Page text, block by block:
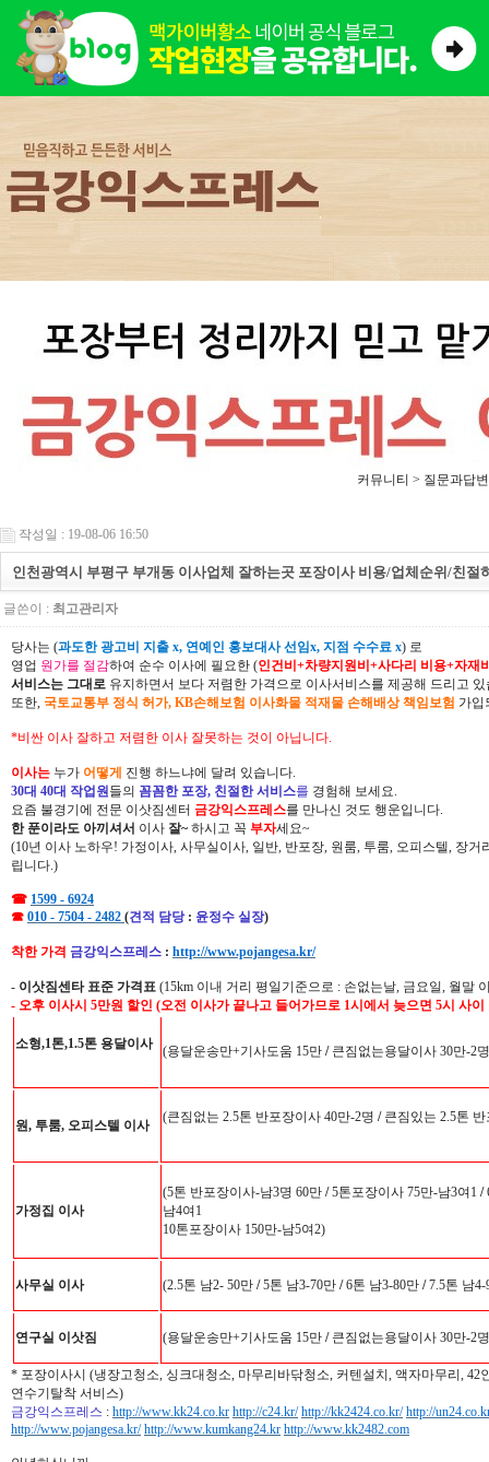
커뮤니티 > 질문과답변
작성일 : 19-08-06 16:50
인천광역시 부평구 부개동 이사업체 잘하는곳 포장이사 비용/업체순위/친절
글쓴이 : 최고관리자
당사는 (과도한 광고비 지출 x, 연예인 홍보대사 선임x, 지점 수수료 x) 로
영업 원가를 절감하여 순수 이사에 필요한 (인건비+차량지원비+사다리 비용+자재
서비스는 그대로 유지하면서 보다 저렴한 가격으로 이사서비스를 제공해 드리고 있
또한, 국토교통부 정식 허가, KB손해보험 이사화물 적재물 손해배상 책임보험 가입
*비싼 이사 잘하고 저렴한 이사 잘못하는 것이 아닙니다.
이사는 누가 어떻게 진행 하느냐에 달려 있습니다.
30대 40대 작업원들의 꼼꼼한 포장, 친절한 서비스를 경험해 보세요.
요즘 불경기에 전문 이삿짐센터 금강익스프레스를 만나신 것도 행운입니다.
한 푼이라도 아끼셔서 이사 잘~ 하시고 꼭 부자세요~
(10년 이사 노하우! 가정이사, 사무실이사, 일반, 반포장, 원룸, 투룸, 오피스텔, 장
립니다.)
☎ 1599 - 6924
☎ 010 - 7504 - 2482 (견적 담당 : 윤정수 실장)
착한 가격 금강익스프레스 : http://www.pojangesa.kr/
- 이삿짐센타 표준 가격표 (15km 이내 거리 평일기준으로 : 손없는날, 금요일, 월말
- 오후 이사시 5만원 할인 (오전 이사가 끝나고 들어가므로 1시에서 늦으면 5시 사
소형,1톤,1.5톤 용달이사 (용달운송만+기사도움 15만 /큰짐없는용달이사 30만-2명
원, 투룸, 오피스텔 이사
(큰짐없는 2.5톤 반포장이사 40만-2명 /큰짐있는 2.5톤 반
가정집 이사
(5톤 반포장이사-남3명 60만 /5톤포장이사 75만-남3여1 /
남4여1
10톤포장이사 150만-남5여2)
사무실 이사 (2.5톤 남2- 50만 /5톤 남3-70만 /6톤 남3-80만 /7.5톤 남
연구실 이삿짐 (용달운송만+기사도움 15만 /큰짐없는용달이사 30만-2
* 포장이사시 (냉장고청소, 싱크대청소, 마무리바닦청소, 커텐설치, 액자마무리,
연수기탈착 서비스)
금강익스프레스 : http://www.kk24.co.kr http://c24.kr/ http://kk2424.co.kr/ http://
http://www.pojangesa.kr/ http://www.kumkang24.kr http://www.kk2482.com